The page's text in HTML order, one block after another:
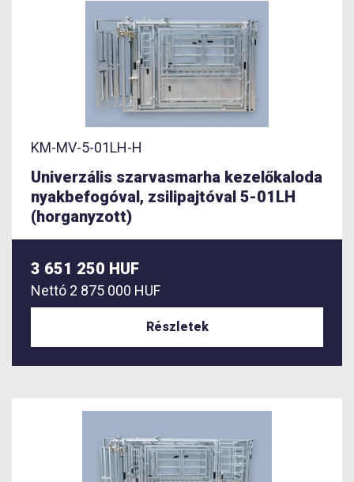
KM-MV-5-01LH-H
Univerzális szarvasmarha kezelőkaloda
nyakbefogóval, zsilipajtóval 5-01LH
(horganyzott)
3 651 250 HUF
Nettó 2 875 000 HUF
Részletek